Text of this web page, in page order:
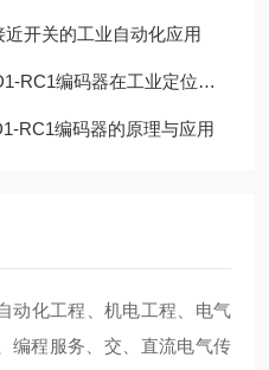
开关的工业自动化应用
编码器在工业定位中的应用
RC1编码器的原理与应用
动化工程、机电工程、电气
编程服务、交、直流电气传